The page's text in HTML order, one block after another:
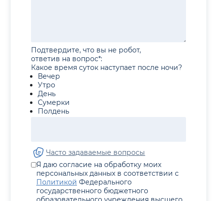
Подтвердите, что вы не робот,
ответив на вопрос*:
Какое время суток наступает после ночи?
Вечер
Утро
День
Сумерки
Полдень
Часто задаваемые вопросы
Я даю согласие на обработку моих
персональных данных в соответствии с
Политикой Федерального
государственного бюджетного